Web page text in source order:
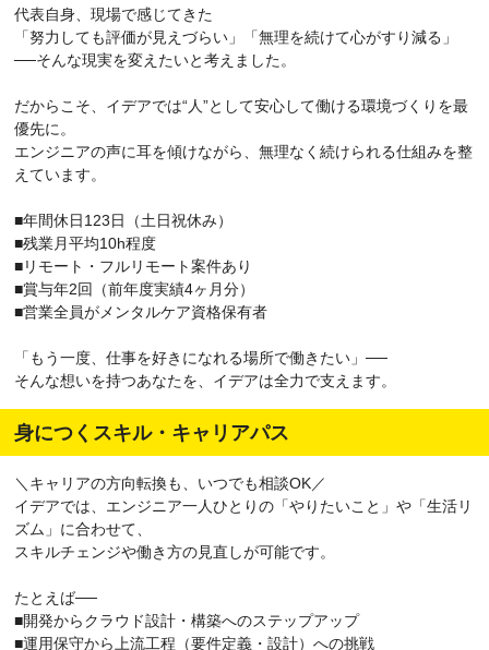
代表自身、現場で感じてきた
「努力しても評価が見えづらい」「無理を続けて心がすり減る」
──そんな現実を変えたいと考えました。
だからこそ、イデアでは“人”として安心して働ける環境づくりを最
優先に。
エンジニアの声に耳を傾けながら、無理なく続けられる仕組みを整
えています。
■年間休日123日（土日祝休み）
■残業月平均10h程度
■リモート・フルリモート案件あり
■賞与年2回（前年度実績4ヶ月分）
■営業全員がメンタルケア資格保有者
「もう一度、仕事を好きになれる場所で働きたい」──
そんな想いを持つあなたを、イデアは全力で支えます。
身につくスキル・キャリアパス
＼キャリアの方向転換も、いつでも相談OK／
イデアでは、エンジニア一人ひとりの「やりたいこと」や「生活リ
ズム」に合わせて、
スキルチェンジや働き方の見直しが可能です。
たとえば──
■開発からクラウド設計・構築へのステップアップ
■運用保守から上流工程（要件定義・設計）への挑戦